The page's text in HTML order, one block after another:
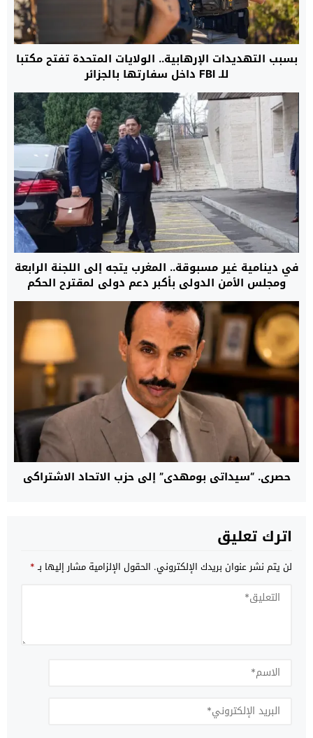
بسبب التهديدات الإرهابية.. الولايات المتحدة تفتح مكتبا
للـ FBI داخل سفارتها بالجزائر
في دينامية غير مسبوقة.. المغرب يتجه إلى اللجنة الرابعة
ومجلس الأمن الدولي بأكبر دعم دولي لمقترح الحكم
الذاتي لإنهاء نزاع الصحراء
حصري. “سيداتي بومهدي” إلى حزب الاتحاد الاشتراكي
اترك تعليق
لن يتم نشر عنوان بريدك الإلكتروني. الحقول الإلزامية مشار إليها بـ*